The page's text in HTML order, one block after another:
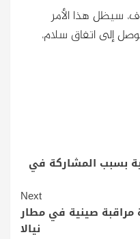
سيظل هذا الأمر
إلى اتفاق سلام،
بسبب المشاركة في
Next
مراقبة صينية في مطار
نيالا